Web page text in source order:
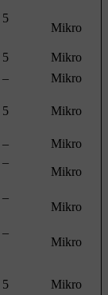
5
Mikro
5
Mikro
–
Mikro
5 Mikro
–
Mikro
–
Mikro
–
Mikro
–
Mikro
5 Mikro